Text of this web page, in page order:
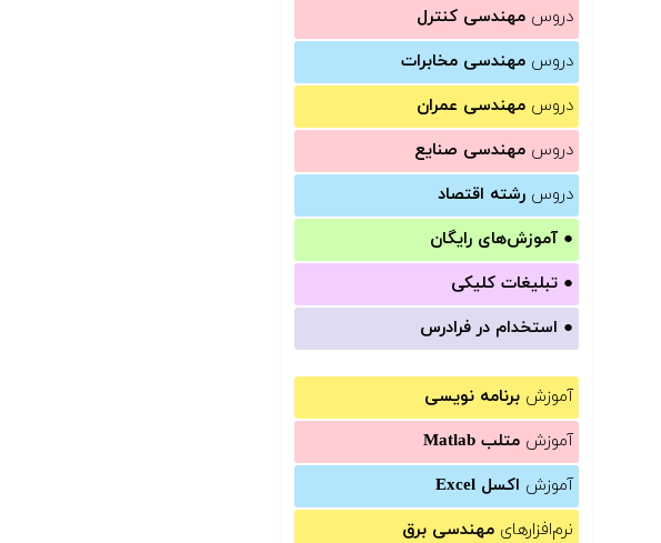
دروس مهندسی کنترل
دروس مهندسی مخابرات
دروس مهندسی عمران
دروس مهندسی صنایع
دروس رشته اقتصاد
● آموزش‌های رایگان
● تبلیغات کلیکی
● استخدام در فرادرس
آموزش برنامه نویسی
آموزش متلب Matlab
آموزش اکسل Excel
نرم‌افزارهای مهندسی برق